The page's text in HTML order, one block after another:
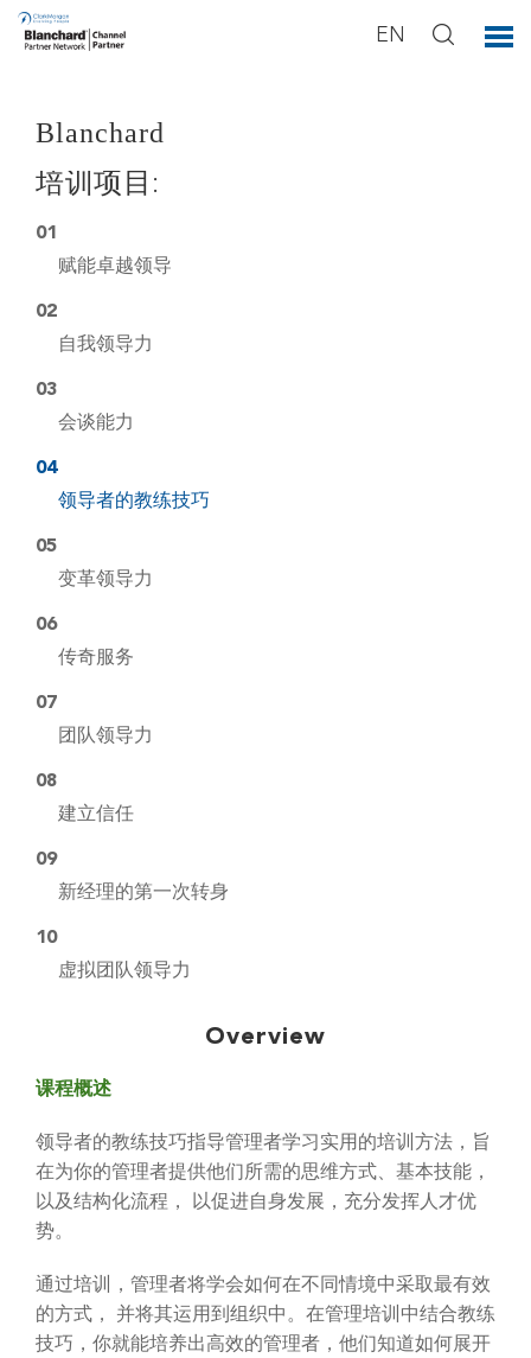
EN
Blanchard
培训项目:
01
赋能卓越领导
02
自我领导力
03
会谈能力
04
领导者的教练技巧
05
变革领导力
06
传奇服务
07
团队领导力
08
建立信任
09
新经理的第一次转身
10
虚拟团队领导力
Overview
课程概述
领导者的教练技巧指导管理者学习实用的培训方法，旨
在为你的管理者提供他们所需的思维方式、基本技能，
以及结构化流程， 以促进自身发展，充分发挥人才优
势。
通过培训，管理者将学会如何在不同情境中采取最有效
的方式， 并将其运用到组织中。在管理培训中结合教练
技巧，你就能培养出高效的管理者，他们知道如何展开